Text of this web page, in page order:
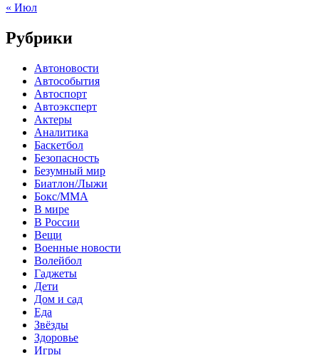
« Июл
Рубрики
Автоновости
Автособытия
Автоспорт
Автоэксперт
Актеры
Аналитика
Баскетбол
Безопасность
Безумный мир
Биатлон/Лыжи
Бокс/MMA
В мире
В России
Вещи
Военные новости
Волейбол
Гаджеты
Дети
Дом и сад
Еда
Звёзды
Здоровье
Игры